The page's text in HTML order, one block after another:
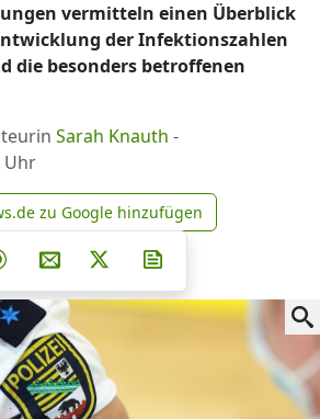
vermitteln einen Überblick
der Infektionszahlen
die besonders betroffenen
Sarah Knauth -
Uhr
news.de zu Google
zu Google hinzufügen
Teilen auf Facebook
Teilen auf Whatsapp
Teilen auf Telegram
Teilen auf Pinterest
Per E-Mail teilen
Post auf X